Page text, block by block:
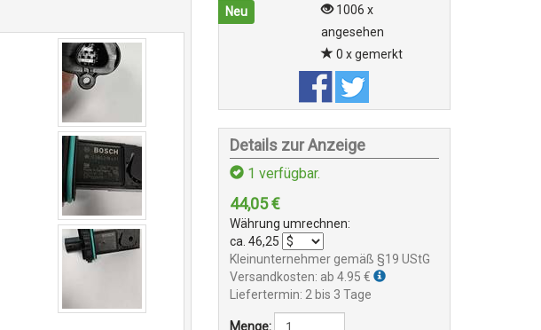
Neu
1006 x
angesehen
0 x gemerkt
Details zur Anzeige
1 verfügbar.
44,05 €
Währung umrechnen:
ca. 46,25
Kleinunternehmer gemäß §19 UStG
Versandkosten: ab 4.95 €
Liefertermin: 2 bis 3 Tage
Menge: